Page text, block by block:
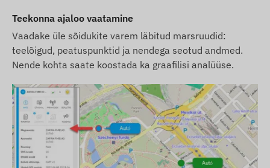
Teekonna ajaloo vaatamine
Vaadake üle sõidukite varem läbitud marsruudid:
teelõigud, peatuspunktid ja nendega seotud andmed.
Nende kohta saate koostada ka graafilisi analüüse.